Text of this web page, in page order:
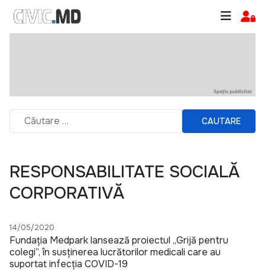
CAUTARE
RESPONSABILITATE SOCIALĂ
CORPORATIVĂ
14/05/2020
Fundația Medpark lansează proiectul „Grijă pentru
colegi”, în susținerea lucrătorilor medicali care au
suportat infecția COVID-19